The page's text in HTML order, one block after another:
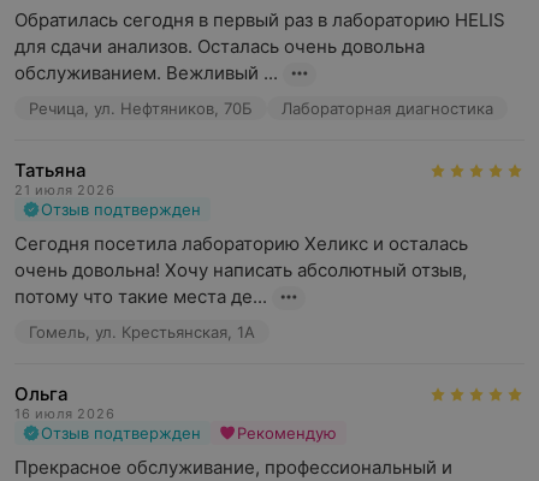
Обратилась сегодня в первый раз в лабораторию HELIS
для сдачи анализов. Осталась очень довольна
обслуживанием. Вежливый ...
Речица, ул. Нефтяников, 70Б Лабораторная диагностика
Татьяна
21 июля 2026
Отзыв подтвержден
Сегодня посетила лабораторию Хеликс и осталась
очень довольна! Хочу написать абсолютный отзыв,
потому что такие места де...
Гомель, ул. Крестьянская, 1А
Ольга
16 июля 2026
Отзыв подтвержден Рекомендую
Прекрасное обслуживание, профессиональный и